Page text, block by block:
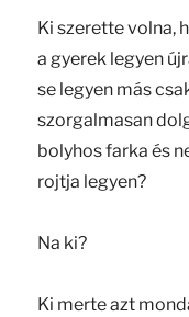
Ki szerette volna,
a gyerek legyen
se legyen más
szorgalmasan
bolyhos farka és
rojtja legyen?
Na ki?
Ki merte azt